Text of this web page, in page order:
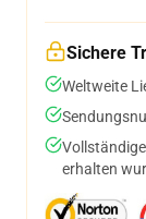
Sichere
Weltweite
erhalten